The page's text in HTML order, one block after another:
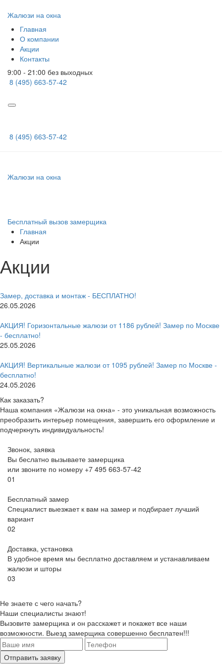
Жалюзи на окна
Главная
О компании
Акции
Контакты
9:00 - 21:00 без выходных
8 (495) 663-57-42
8 (495) 663-57-42
Жалюзи на окна
Бесплатный вызов замерщика
Главная
Акции
Акции
Замер, доставка и монтаж - БЕСПЛАТНО!
26.05.2026
АКЦИЯ! Горизонтальные жалюзи от 1186 рублей! Замер по Москве
- бесплатно!
25.05.2026
АКЦИЯ! Вертикальные жалюзи от 1095 рублей! Замер по Москве -
бесплатно!
24.05.2026
Как заказать?
Наша компания «Жалюзи на окна» - это уникальная возможность
преобразить интерьер помещения, завершить его оформление и
подчеркнуть индивидуальность!
Звонок, заявка
Вы беслатно вызываете замерщика
или звоните по номеру +7 495 663-57-42
01
Бесплатный замер
Специалист выезжает к вам на замер и подбирает лучший
вариант
02
Доставка, установка
В удобное время мы бесплатно доставляем и устанавливаем
жалюзи и шторы
03
Не знаете с чего начать?
Наши специалисты знают!
Вызовите замерщика и он расскажет и покажет все наши
возможности. Выезд замерщика совершенно бесплатен!!!
Отправить заявку